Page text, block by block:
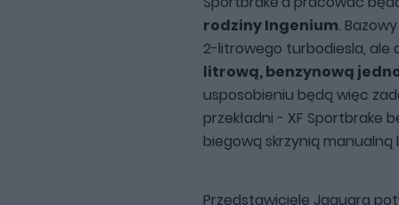
rodziny Ingenium.
2-litrowego turbodiesla, ale
litrową, benzynową
usposobieniu będą więc
przekładni - XF Sportbrake
biegową skrzynią
Przedstawiciele Jaguara